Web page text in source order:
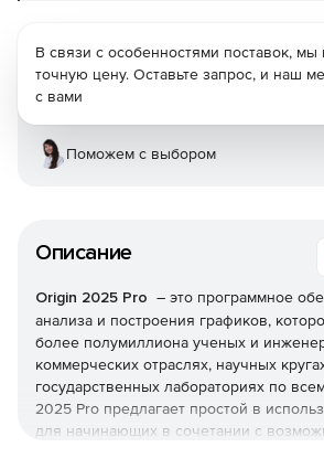
Описание
Origin 2025 Pro – это программное
анализа и построения графиков,
более полумиллиона ученых и
коммерческих отраслях, научных
государственных лабораториях по
2025 Pro предлагает простой в
для начинающих в сочетании с
В связи с особенностями поставок, мы
точную цену. Оставьте запрос, и наш
с вами
Поможем с выбором